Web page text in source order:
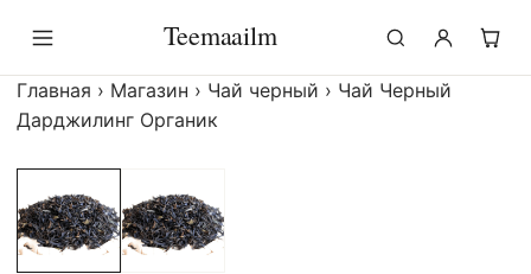
содержимому
Teemaailm
Главная › Магазин › Чай черный › Чай Черный
Дарджилинг Органик